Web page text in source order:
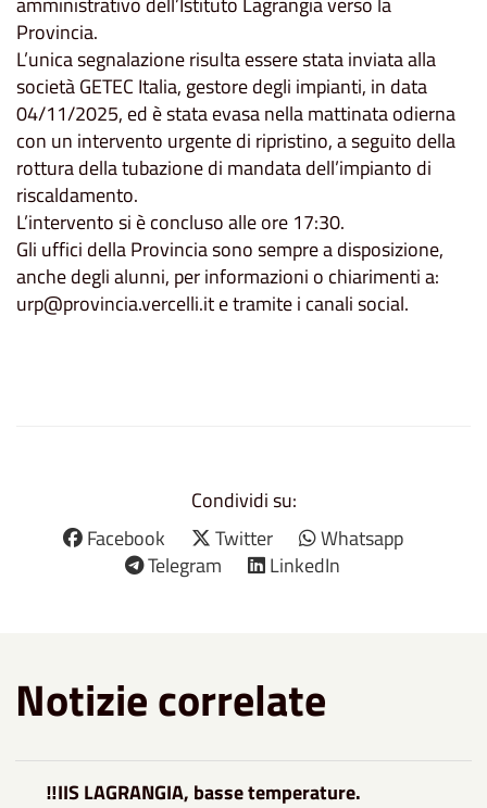
Provincia.
L’unica segnalazione risulta essere stata inviata alla
società GETEC Italia, gestore degli impianti, in data
04/11/2025, ed è stata evasa nella mattinata odierna
con un intervento urgente di ripristino, a seguito della
rottura della tubazione di mandata dell’impianto di
riscaldamento.
L’intervento si è concluso alle ore 17:30.
Gli uffici della Provincia sono sempre a disposizione,
anche degli alunni, per informazioni o chiarimenti a:
urp@provincia.vercelli.it e tramite i canali social.
Condividi su:
Facebook
Twitter
Whatsapp
Telegram
LinkedIn
Notizie correlate
‼️IIS LAGRANGIA, basse temperature.